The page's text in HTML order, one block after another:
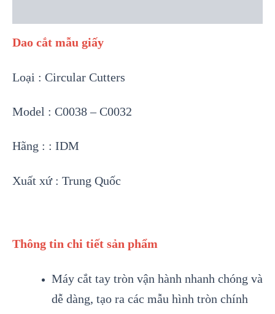
Dao cắt mẫu giấy
Loại : Circular Cutters
Model : C0038 – C0032
Hãng : : IDM
Xuất xứ : Trung Quốc
Thông tin chi tiết sản phẩm
Máy cắt tay tròn vận hành nhanh chóng và
dễ dàng, tạo ra các mẫu hình tròn chính